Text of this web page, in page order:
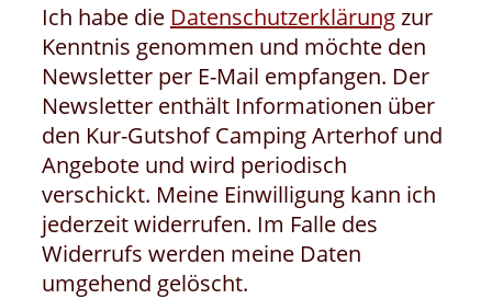
Ich habe die Datenschutzerklärungzur
Kenntnis genommen und möchte den
Newsletter per E-Mail empfangen. Der
Newsletter enthält Informationen über
den Kur-Gutshof Camping Arterhof und
Angebote und wird periodisch
verschickt. Meine Einwilligung kann ich
jederzeit widerrufen. Im Falle des
Widerrufs werden meine Daten
umgehend gelöscht.